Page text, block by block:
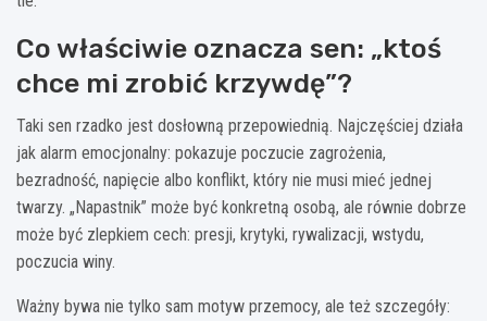
Co właściwie oznacza sen: „ktoś
chce mi zrobić krzywdę”?
Taki sen rzadko jest dosłowną przepowiednią. Najczęściej działa
jak alarm emocjonalny: pokazuje poczucie zagrożenia,
bezradność, napięcie albo konflikt, który nie musi mieć jednej
twarzy. „Napastnik” może być konkretną osobą, ale równie dobrze
może być zlepkiem cech: presji, krytyki, rywalizacji, wstydu,
poczucia winy.
Ważny bywa nie tylko sam motyw przemocy, ale też szczegóły: